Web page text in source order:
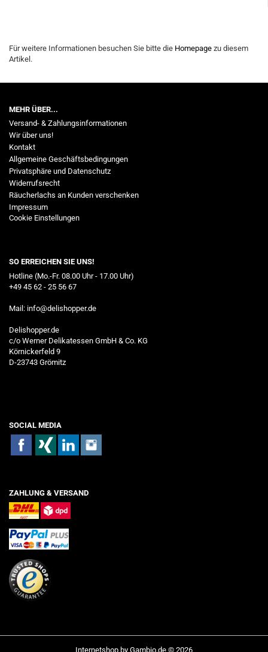
Für weitere Informationen besuchen Sie bitte die Homepage zu diesem
Artikel.
MEHR ÜBER...
Versand- & Zahlungsinformationen
Wir über uns!
Kontakt
Allgemeine Geschäftsbedingungen
Privatsphäre und Datenschutz
Widerrufsrecht
Räucherlachs an Kunden verschenken
Impressum
Cookie Einstellungen
SO ERREICHEN SIE UNS!
Hotline (Mo.-Fr. 08.00 Uhr - 17.00 Uhr)
+49 45 62 - 25 56 67
Mail: info@delishopper.de
Delishopper.de
c/o Werner Delikatessen GmbH & Co. KG
Körnickerfeld 9
D-23743 Grömitz
SOCIAL MEDIA
ZAHLUNG & VERSAND
Internetshop by Gambio.de © 2026